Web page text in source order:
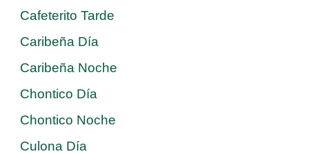
Cafeterito Tarde
Caribeña Día
Caribeña Noche
Chontico Día
Chontico Noche
Culona Día